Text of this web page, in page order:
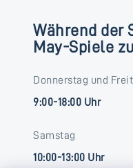
Während der
May-Spiele
Donnerstag und
9:00-18:00 Uhr
Samstag
10:00-13:00 Uhr